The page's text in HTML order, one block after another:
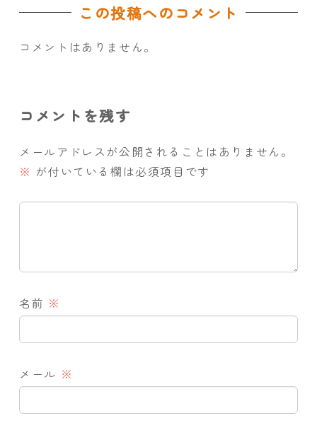
この投稿へのコメント
コメントはありません。
コメントを残す
メールアドレスが公開されることはありません。
※ が付いている欄は必須項目です
名前 ※
メール ※